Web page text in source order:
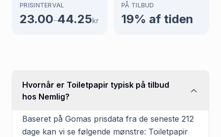
PRISINTERVAL
23.00–44.25kr
PÅ TILBUD
19% af tiden
Hvornår er Toiletpapir typisk på tilbud
hos Nemlig?
Baseret på Gomas prisdata fra de seneste 212
dage kan vi se følgende mønstre: Toiletpapir